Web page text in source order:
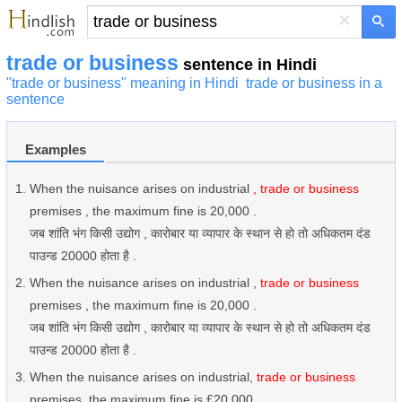
×
trade or business sentence in Hindi
"trade or business" meaning in Hindi trade or business in a
sentence
Examples
When the nuisance arises on industrial
, trade or business
premises , the maximum fine is 20,000 .
जब शांति भंग किसी उद्योग , कारोबार या व्यापार के स्थान से हो तो अधिकतम दंड
पाउन्ड 20000 होता है .
When the nuisance arises on industrial , trade or business
premises , the maximum fine is 20,000 .
जब शांति भंग किसी उद्योग , कारोबार या व्यापार के स्थान से हो तो अधिकतम दंड
पाउन्ड 20000 होता है .
When the nuisance arises on industrial, trade or business